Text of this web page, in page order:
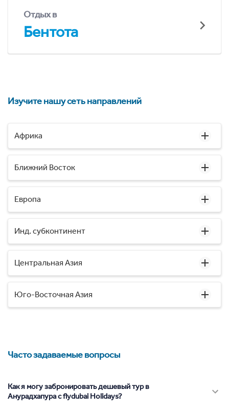
Отдых в
Бентота
Изучите нашу сеть направлений
Африка
Ближний Восток
Европа
Инд. субконтинент
Центральная Азия
Юго-Восточная Азия
Часто задаваемые вопросы
Как я могу забронировать дешевый тур в
Анурадхапура с flydubai Holidays?